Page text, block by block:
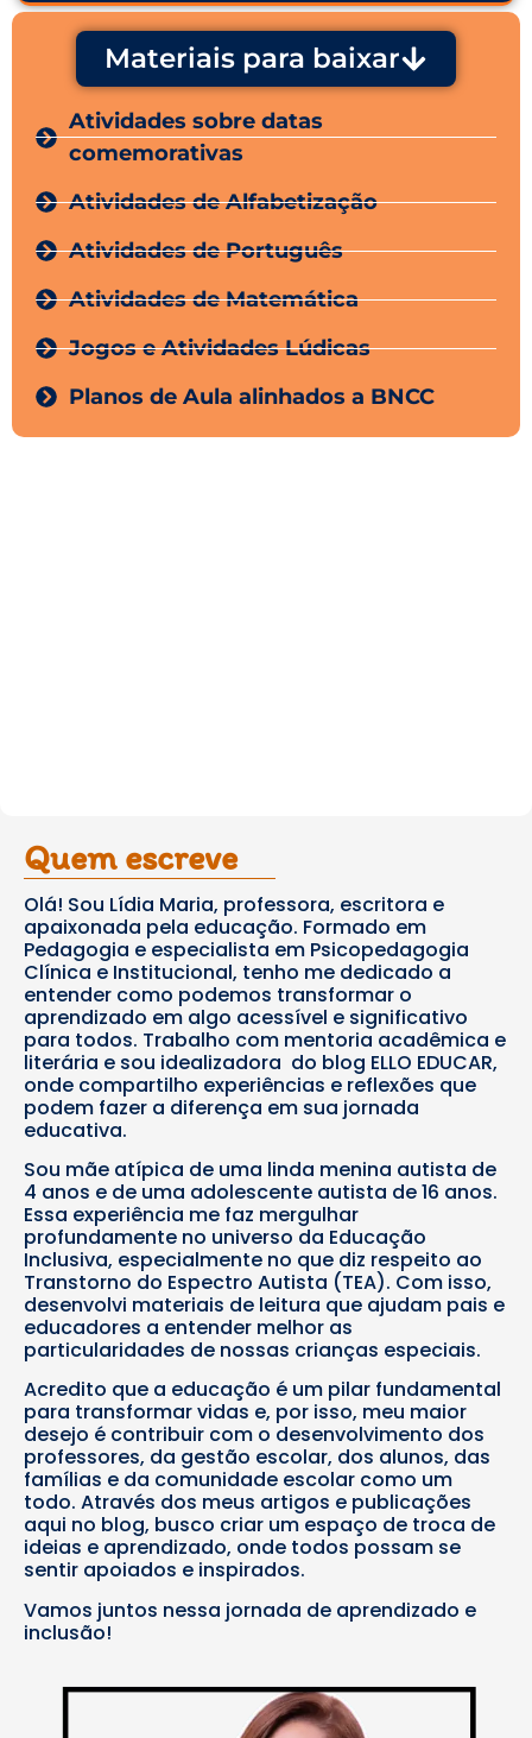
Materiais para baixar
Atividades sobre datas
comemorativas
Atividades de Alfabetização
Atividades de Português
Atividades de Matemática
Jogos e Atividades Lúdicas
Planos de Aula alinhados a BNCC
Quem escreve
Olá! Sou Lídia Maria, professora, escritora e
apaixonada pela educação. Formado em
Pedagogia e especialista em Psicopedagogia
Clínica e Institucional, tenho me dedicado a
entender como podemos transformar o
aprendizado em algo acessível e significativo
para todos. Trabalho com mentoria acadêmica e
literária e sou idealizadora do blog ELLO EDUCAR,
onde compartilho experiências e reflexões que
podem fazer a diferença em sua jornada
educativa.
Sou mãe atípica de uma linda menina autista de
4 anos e de uma adolescente autista de 16 anos.
Essa experiência me faz mergulhar
profundamente no universo da Educação
Inclusiva, especialmente no que diz respeito ao
Transtorno do Espectro Autista (TEA). Com isso,
desenvolvi materiais de leitura que ajudam pais e
educadores a entender melhor as
particularidades de nossas crianças especiais.
Acredito que a educação é um pilar fundamental
para transformar vidas e, por isso, meu maior
desejo é contribuir com o desenvolvimento dos
professores, da gestão escolar, dos alunos, das
famílias e da comunidade escolar como um
todo. Através dos meus artigos e publicações
aqui no blog, busco criar um espaço de troca de
ideias e aprendizado, onde todos possam se
sentir apoiados e inspirados.
Vamos juntos nessa jornada de aprendizado e
inclusão!